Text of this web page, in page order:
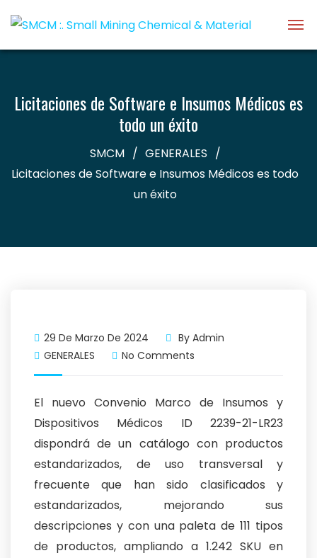
Licitaciones de Software e Insumos Médicos es
todo un éxito
SMCM
GENERALES
Licitaciones de Software e Insumos Médicos es todo
un éxito
29 De Marzo De 2024 By Admin
GENERALES
No Comments
El nuevo Convenio Marco de Insumos y
Dispositivos Médicos ID 2239-21-LR23
dispondrá de un catálogo con productos
estandarizados, de uso transversal y
frecuente que han sido clasificados y
estandarizados, mejorando sus
descripciones y con una paleta de 111 tipos
de productos, ampliando a 1.242 SKU en